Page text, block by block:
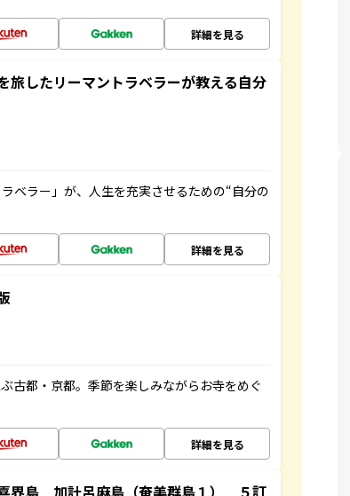
詳細を見る
したリーマントラベラーが教える自分
ベラー」が、人生を充実させるための“自分の
詳細を見る
古都・京都。季節を楽しみながらお寺をめぐ
詳細を見る
島 加計呂麻島（奄美群島１） ５訂